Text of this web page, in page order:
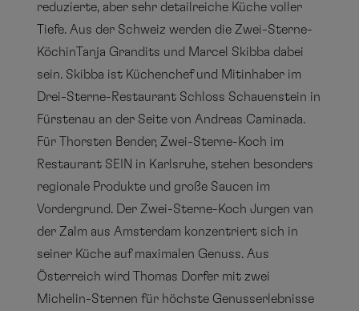
reduzierte, aber sehr detailreiche Küche voller
Tiefe. Aus der Schweiz werden die Zwei-Sterne-
KöchinTanja Grandits und Marcel Skibba dabei
sein. Skibba ist Küchenchef und Mitinhaber im
Drei-Sterne-Restaurant Schloss Schauenstein in
Fürstenau an der Seite von Andreas Caminada.
Für Thorsten Bender, Zwei-Sterne-Koch im
Restaurant SEIN in Karlsruhe, stehen besonders
regionale Produkte und große Saucen im
Vordergrund. Der Zwei-Sterne-Koch Jurgen van
der Zalm aus Amsterdam konzentriert sich in
seiner Küche auf maximalen Genuss. Aus
Österreich wird Thomas Dorfer mit zwei
Michelin-Sternen für höchste Genusserlebnisse